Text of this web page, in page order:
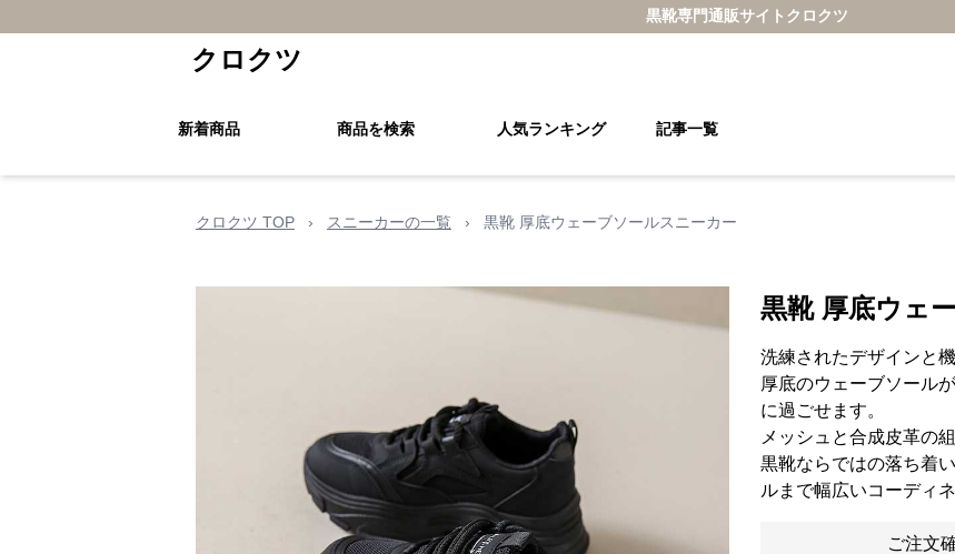
黒靴専門通販サイト クロクツ
クロクツ
新着商品 商品を検索 人気ランキング 記事一覧
クロクツ TOP › スニーカーの一覧 › 黒靴 厚底ウェーブソールスニーカー
黒靴 厚底ウェ
洗練されたデザインと
厚底のウェーブソール
に過ごせます。
メッシュと合成皮革の
黒靴ならではの落ち着
ルまで幅広いコーディ
ご注文